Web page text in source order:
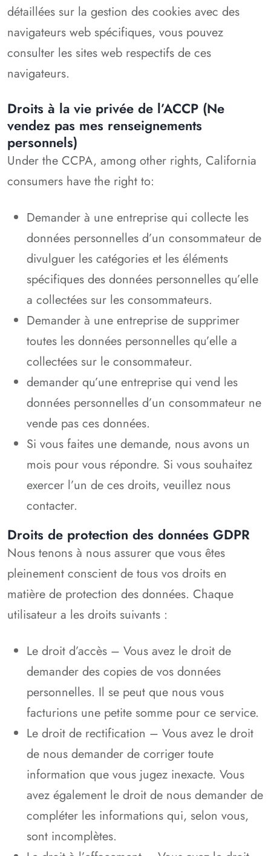
détaillées sur la gestion des cookies avec des
navigateurs web spécifiques, vous pouvez
consulter les sites web respectifs de ces
navigateurs.
Droits à la vie privée de l’ACCP (Ne
vendez pas mes renseignements
personnels)
Under the CCPA, among other rights, California
consumers have the right to:
Demander à une entreprise qui collecte les
données personnelles d’un consommateur de
divulguer les catégories et les éléments
spécifiques des données personnelles qu’elle
a collectées sur les consommateurs.
Demander à une entreprise de supprimer
toutes les données personnelles qu’elle a
collectées sur le consommateur.
demander qu’une entreprise qui vend les
données personnelles d’un consommateur ne
vende pas ces données.
Si vous faites une demande, nous avons un
mois pour vous répondre. Si vous souhaitez
exercer l’un de ces droits, veuillez nous
contacter.
Droits de protection des données GDPR
Nous tenons à nous assurer que vous êtes
pleinement conscient de tous vos droits en
matière de protection des données. Chaque
utilisateur a les droits suivants :
Le droit d’accès – Vous avez le droit de
demander des copies de vos données
personnelles. Il se peut que nous vous
facturions une petite somme pour ce service.
Le droit de rectification – Vous avez le droit
de nous demander de corriger toute
information que vous jugez inexacte. Vous
avez également le droit de nous demander de
compléter les informations qui, selon vous,
sont incomplètes.